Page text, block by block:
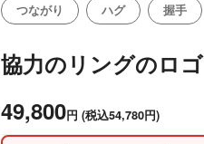
つながり ハグ 握手
協力のリングのロゴ
49,800円 (税込54,780円)